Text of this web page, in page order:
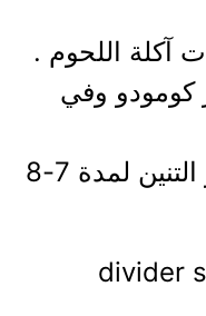
آكلة اللحوم .
وفي
يتم تحضين بيض كومودو التنين لمدة 7-8
[divider